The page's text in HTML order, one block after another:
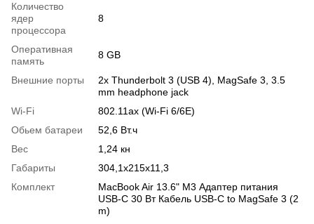
Количество
ядер
процессора
8
Оперативная
память
8 GB
Внешние порты
2x Thunderbolt 3 (USB 4), MagSafe 3, 3.5
mm headphone jack
Wi-Fi
802.11ax (Wi-Fi 6/6E)
Обьем батареи
52,6 Вт.ч
Вес
1,24 кн
Габариты
304,1x215x11,3
Комплект
MacBook Air 13.6" M3 Адаптер питания
USB-C 30 Вт Кабель USB-C to MagSafe 3 (2
m)